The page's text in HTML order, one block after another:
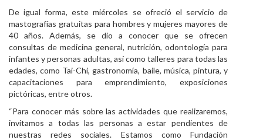
De igual forma, este miércoles se ofreció el servicio de
mastografías gratuitas para hombres y mujeres mayores de
40 años. Además, se dio a conocer que se ofrecen
consultas de medicina general, nutrición, odontología para
infantes y personas adultas, así como talleres para todas las
edades, como Tai-Chi, gastronomía, baile, música, pintura, y
capacitaciones para emprendimiento, exposiciones
pictóricas, entre otros.
“Para conocer más sobre las actividades que realizaremos,
invitamos a todas las personas a estar pendientes de
nuestras redes sociales. Estamos como Fundación